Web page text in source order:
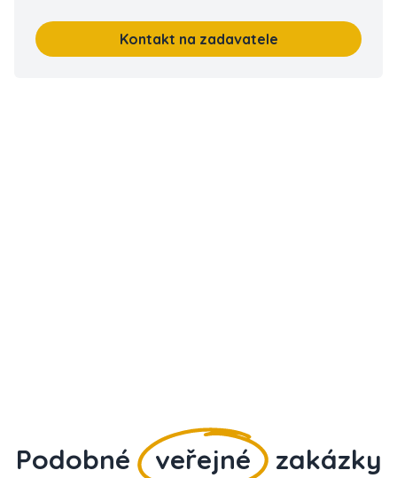
Kontakt na zadavatele
Podobné veřejné zakázky